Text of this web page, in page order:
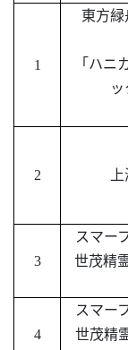
1
東方
「ハニ
2
3
スマー
世茂精
4
スマー
世茂精